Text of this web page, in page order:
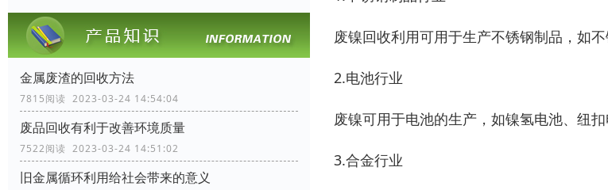
金属废渣的回收方法
7815阅读 2023-03-24 14:54:04
废品回收有利于改善环境质量
7522阅读 2023-03-24 14:51:02
旧金属循环利用给社会带来的意义
废镍回收利用可用于生产不锈钢制品，如
2.电池行业
废镍可用于电池的生产，如镍氢电池、纽
3.合金行业